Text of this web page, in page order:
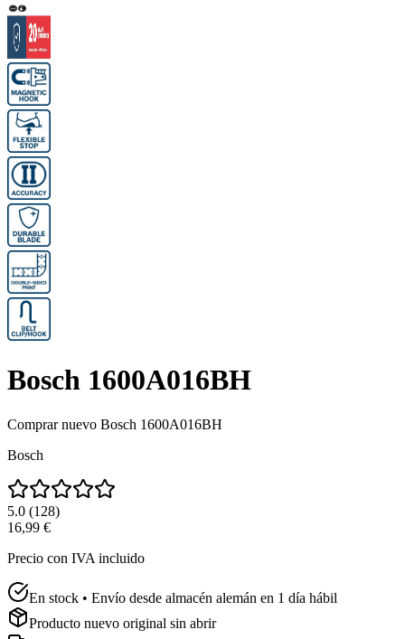
Bosch 1600A016BH
Comprar nuevo Bosch 1600A016BH
Bosch
5.0 (128)
16,99 €
Precio con IVA incluido
En stock • Envío desde almacén alemán en 1 día hábil
Producto nuevo original sin abrir